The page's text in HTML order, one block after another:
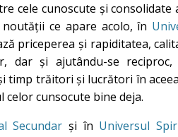
cele cunoscute și
ce apare acolo, în
priceperea și rapiditatea,
dar și ajutându-se
timp trăitori și lucrători în
cunsocute bine deja.
Secundar și în Universul